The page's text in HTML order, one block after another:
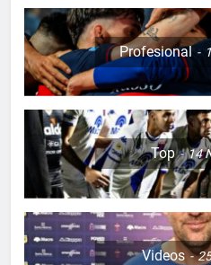
Profesional
Top 14
Videos